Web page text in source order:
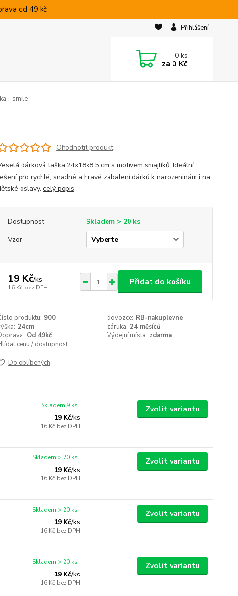
od 49 kč
Přihlášení
0ks
za 0 Kč
- smile
Ohodnotit produkt
dárková taška 24x18x8,5 cm s motivem smajlíků. Ideální
pro rychlé, snadné a hravé zabalení dárků k narozeninám i na
oslavy. celý popis
Dostupnost
Skladem > 20 ks
Vzor
19 Kč/ks
16 Kč bez DPH
Přidat do košíku
produktu: 900 dovozce: RB-nakuplevne
24cm záruka: 24 měsíců
Od 49kč Výdejní místa: zdarma
cenu / dostupnost
Do oblíbených
19 Kč/ks
16 Kč bez DPH
Skladem 9 ks Zvolit variantu
19 Kč/ks
16 Kč bez DPH
Skladem > 20 ks Zvolit variantu
19 Kč/ks
16 Kč bez DPH
Skladem > 20 ks Zvolit variantu
19 Kč/ks
16 Kč bez DPH
Skladem > 20 ks Zvolit variantu